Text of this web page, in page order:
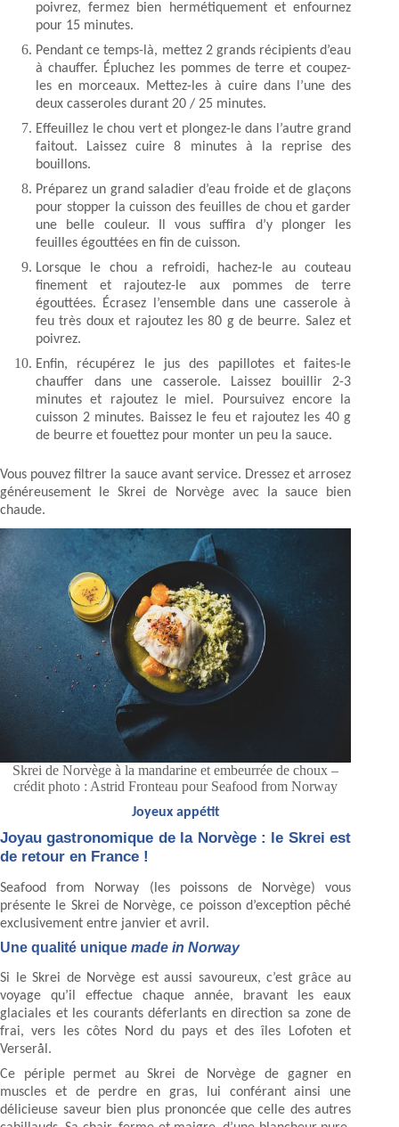
poivrez, fermez bien hermétiquement et enfournez
pour 15 minutes.
Pendant ce temps-là, mettez 2 grands récipients d’eau
à chauffer. Épluchez les pommes de terre et coupez-
les en morceaux. Mettez-les à cuire dans l’une des
deux casseroles durant 20 / 25 minutes.
Effeuillez le chou vert et plongez-le dans l’autre grand
faitout. Laissez cuire 8 minutes à la reprise des
bouillons.
Préparez un grand saladier d’eau froide et de glaçons
pour stopper la cuisson des feuilles de chou et garder
une belle couleur. Il vous suffira d’y plonger les
feuilles égouttées en fin de cuisson.
Lorsque le chou a refroidi, hachez-le au couteau
finement et rajoutez-le aux pommes de terre
égouttées. Écrasez l’ensemble dans une casserole à
feu très doux et rajoutez les 80 g de beurre. Salez et
poivrez.
Enfin, récupérez le jus des papillotes et faites-le
chauffer dans une casserole. Laissez bouillir 2-3
minutes et rajoutez le miel. Poursuivez encore la
cuisson 2 minutes. Baissez le feu et rajoutez les 40 g
de beurre et fouettez pour monter un peu la sauce.
Vous pouvez filtrer la sauce avant service. Dressez et arrosez
généreusement le Skrei de Norvège avec la sauce bien
chaude.
Skrei de Norvège à la mandarine et embeurrée de choux –
crédit photo : Astrid Fronteau pour Seafood from Norway
Joyeux appétit
Joyau gastronomique de la Norvège : le Skrei est
de retour en France !
Seafood from Norway (les poissons de Norvège) vous
présente le Skrei de Norvège, ce poisson d’exception pêché
exclusivement entre janvier et avril.
Une qualité unique made in Norway
Si le Skrei de Norvège est aussi savoureux, c’est grâce au
voyage qu’il effectue chaque année, bravant les eaux
glaciales et les courants déferlants en direction sa zone de
frai, vers les côtes Nord du pays et des îles Lofoten et
Verserål.
Ce périple permet au Skrei de Norvège de gagner en
muscles et de perdre en gras, lui conférant ainsi une
délicieuse saveur bien plus prononcée que celle des autres